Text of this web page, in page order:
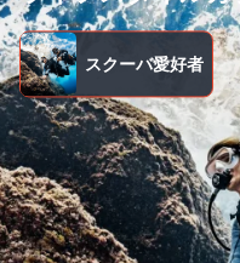
スクーバ愛好者